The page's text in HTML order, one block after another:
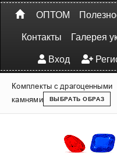
ОПТОМ
Контакты
Галерея
Вход
Комплекты с драгоценными
камнями
ВЫБРАТЬ ОБРАЗ